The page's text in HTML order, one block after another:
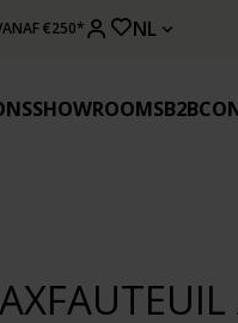
€250* NL
SHOWROOMSB2B